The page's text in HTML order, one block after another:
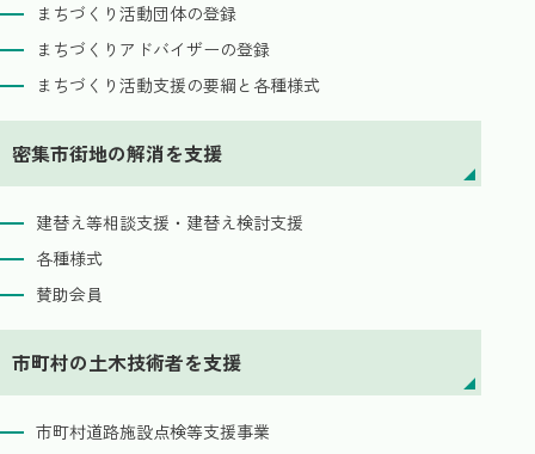
まちづくり活動団体の登録
まちづくりアドバイザーの登録
まちづくり活動支援の要綱と各種様式
密集市街地の解消を支援
建替え等相談支援・建替え検討支援
各種様式
賛助会員
市町村の土木技術者を支援
市町村道路施設点検等支援事業